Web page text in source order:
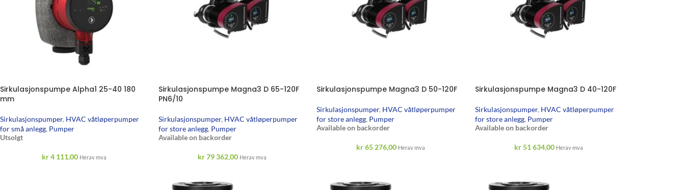
Sirkulasjonspumpe Alpha1 25-40 180
mm
Sirkulasjonspumper, HVAC våtløperpumper
for små anlegg, Pumper
Utsolgt
kr4 111,00 Herav mva
Sirkulasjonspumpe Magna3 D 65-120F
PN6/10
Sirkulasjonspumper, HVAC våtløperpumper
for store anlegg, Pumper
Available on backorder
kr79 362,00 Herav mva
Sirkulasjonspumpe Magna3 D 50-120F
Sirkulasjonspumper, HVAC våtløperpumper
for store anlegg, Pumper
Available on backorder
kr65 276,00 Herav mva
Sirkulasjonspumpe Magna3 D 40-120F
Sirkulasjonspumper, HVAC våtløperpumper
for store anlegg, Pumper
Available on backorder
kr51 634,00 Herav mva